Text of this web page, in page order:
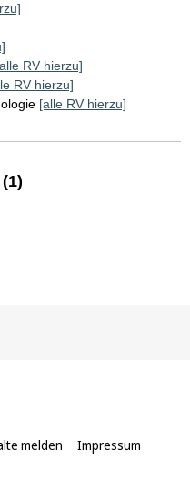
RV hierzu]
RV hierzu]
[alle RV hierzu]
melden Impressum